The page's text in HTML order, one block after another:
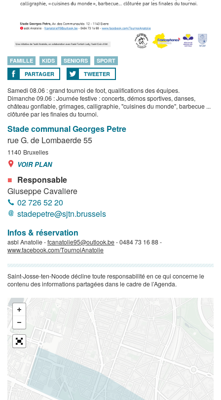
FAMILLE KIDS SENIORS
SPORT
PARTAGER
TWEETER
Samedi 08.06 : grand tournoi de foot, qualifications des équipes.
Dimanche 09.06 : Journée festive : concerts, démos sportives, danses,
château gonflable, grimages, calligraphie, "cuisines du monde", barbecue ...
clôturée par les finales du tournoi.
Stade communal Georges Petre
rue G. de Lombaerde 55
1140 Bruxelles
VOIR PLAN
Responsable
Giuseppe Cavaliere
02 726 52 20
stadepetre@sjtn.brussels
Infos & réservation
asbl Anatolie -fcanatolie95@outlook.be- 0484 73 16 88 -
www.facebook.com/TournoiAnatolie
Saint-Josse-ten-Noode décline toute responsabilité en ce qui concerne le
contenu des informations partagées dans le cadre de l’Agenda.